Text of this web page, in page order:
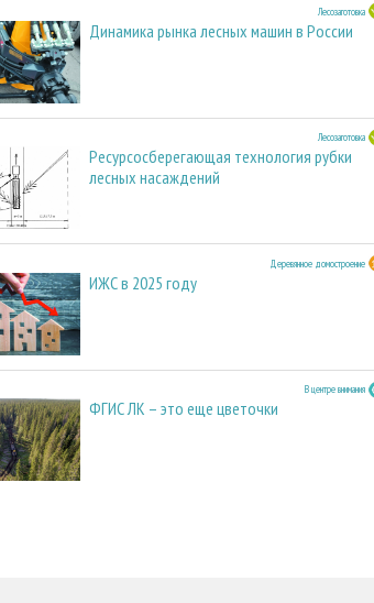
Лесозаготовка
Динамика рынка лесных машин в России
Лесозаготовка
Ресурсосберегающая технология рубки
лесных насаждений
Деревянное домостроение
ИЖС в 2025 году
В центре внимания
ФГИС ЛК – это еще цветочки